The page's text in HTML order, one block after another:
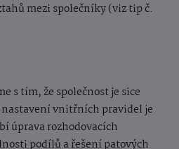
mezi společníky (viz tip č.
s tím, že společnost je sice
vnitřních pravidel je
úprava rozhodovacích
podílů a řešení patových